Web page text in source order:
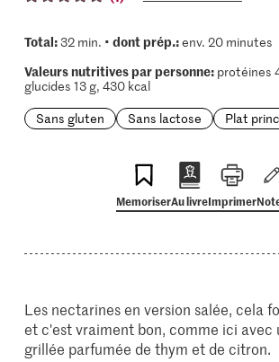
Total:32 min. • dont prép.:env. 20 minutes
Valeurs nutritives par personne:protéines
glucides 13 g, 430 kcal
Sans gluten
Sans lactose Plat
MemoriserAu livreImprimer
Les nectarines en version salée, cela
et c'est vraiment bon, comme ici avec
grillée parfumée de thym et de citron.